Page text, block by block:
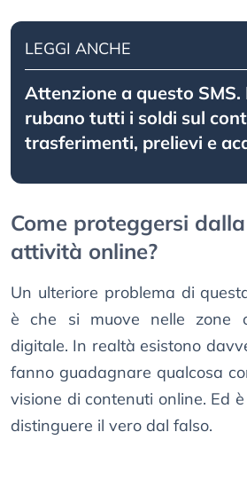
LEGGI ANCHE
Attenzione a questo
rubano tutti i soldi sul
trasferimenti, prelievi e
Come proteggersi
attività online?
Un ulteriore problema di
è che si muove nelle zone
digitale. In realtà esistono
fanno guadagnare qualcosa
visione di contenuti online. Ed
distinguere il vero dal falso.